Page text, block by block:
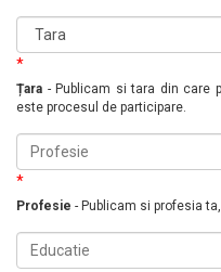
*
Țara - Publicam si tara din care
este procesul de participare.
*
Profesie - Publicam si profesia